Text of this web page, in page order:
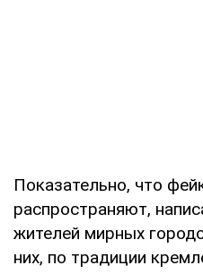
Показательно, что
распространяют,
жителей мирных
них, по традиции